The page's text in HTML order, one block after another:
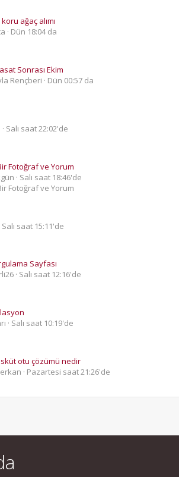
ağaç alımı
Dün 18:04 da
Sonrası Ekim
Rençberi
Dün 00:57 da
Salı saat 22:02'de
Fotoğraf ve Yorum
Salı saat 18:46'de
Fotoğraf ve Yorum
Salı saat 15:11'de
Sayfası
Salı saat 12:16'de
Salı saat 10:19'de
otu çözümü nedir
Pazartesi saat 21:26'de